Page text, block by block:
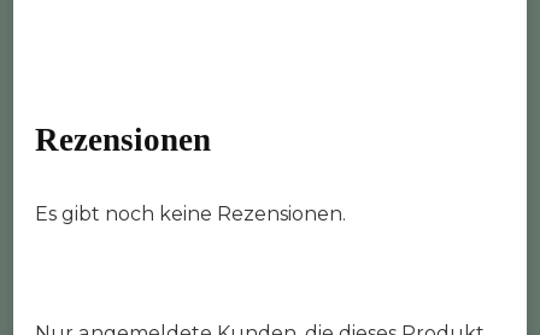
Rezensionen
Es gibt noch keine Rezensionen.